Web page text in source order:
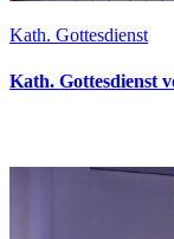
Kath. Gottesdienst
Kath. Gottesdienst